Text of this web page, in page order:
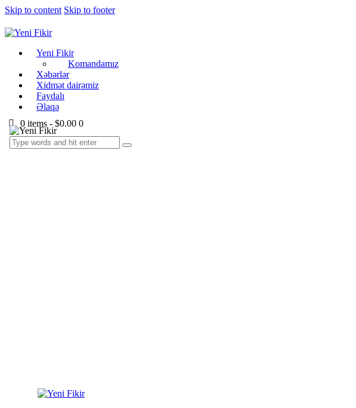
Skip to content Skip to footer
Yeni Fikir
Komandamız
Xəbərlər
Xidmət dairəmiz
Faydalı
Əlaqə
0 items -$0.00 0